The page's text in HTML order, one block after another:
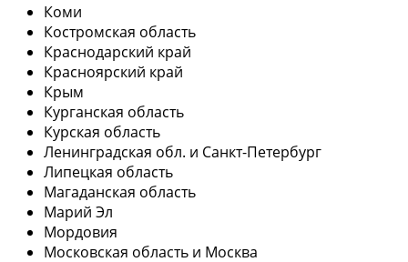
Коми
Костромская область
Краснодарский край
Красноярский край
Крым
Курганская область
Курская область
Ленинградская обл. и Санкт-Петербург
Липецкая область
Магаданская область
Марий Эл
Мордовия
Московская область и Москва